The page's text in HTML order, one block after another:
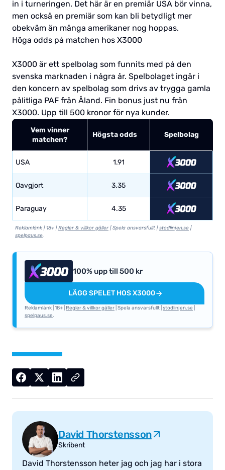
in i turneringen. Det här är en premiär USA bör vinna,
men också en premiär som kan bli betydligt mer
obekväm än många amerikaner nog hoppas.
Höga odds på matchen hos X3000
X3000 är ett spelbolag som funnits med på den
svenska marknaden i några år. Spelbolaget ingår i
den koncern av spelbolag som drivs av trygga gamla
pålitliga PAF från Åland. Fin bonus just nu från
X3000. Upp till 500 kronor för nya kunder.
Vem vinner
matchen?
Högsta odds Spelbolag
USA 1.91
Oavgjort 3.35
Paraguay 4.35
Reklamlänk | 18+ |Regler & villkor gäller | Spela ansvarsfullt |stodlinjen.se |
spelpaus.se.
100% upp till 500 kr
LÄGG SPELET HOS X3000
Reklamlänk | 18+ | Regler & villkor gäller | Spela ansvarsfullt | stodlinjen.se
spelpaus.se.
David Thorstensson
Skribent
David Thorstensson heter jag och jag har i stora